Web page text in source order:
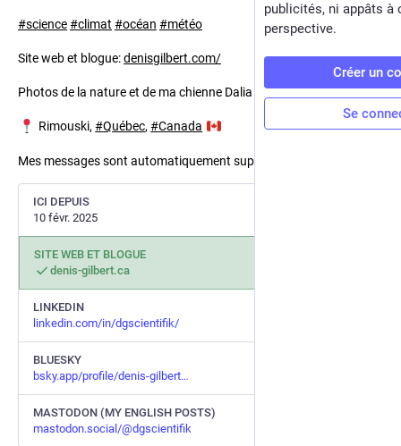
#science#climat #océan #météo
Site web et blogue:denisgilbert.com/
Photos de la nature et de ma chienne Dalia
Rimouski,#Québec,#Canada
Mes messages sont automatiquement supprimés après 2 ans.
ICI DEPUIS
10 févr. 2025
SITE WEB ET BLOGUE
denis-gilbert.ca
LINKEDIN
linkedin.com/in/dgscientifik/
BLUESKY
bsky.app/profile/denis-gilbert
MASTODON (MY ENGLISH POSTS)
mastodon.social/@dgscientifik
publicités, ni appâts à
perspective.
Créer un
Se